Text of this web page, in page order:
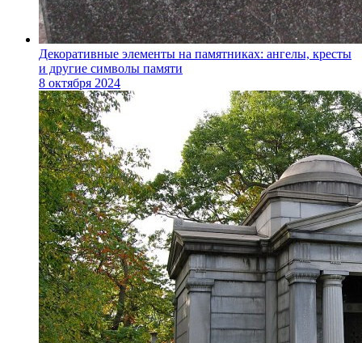
Декоративные элементы на памятниках: ангелы, кресты
и другие символы памяти
8 октября 2024